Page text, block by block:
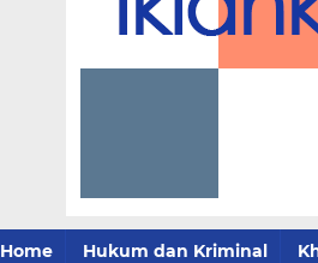
Home Hukum dan Kriminal